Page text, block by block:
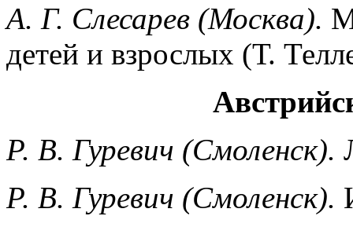
А. Г. Слесарев (Москва).
детей и взрослых (Т.
Р. В. Гуревич (Смоленск).
Р. В. Гуревич (Смоленск).